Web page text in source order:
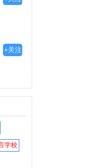
+关注
学校